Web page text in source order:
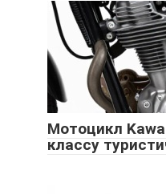
Мотоцикл
классу